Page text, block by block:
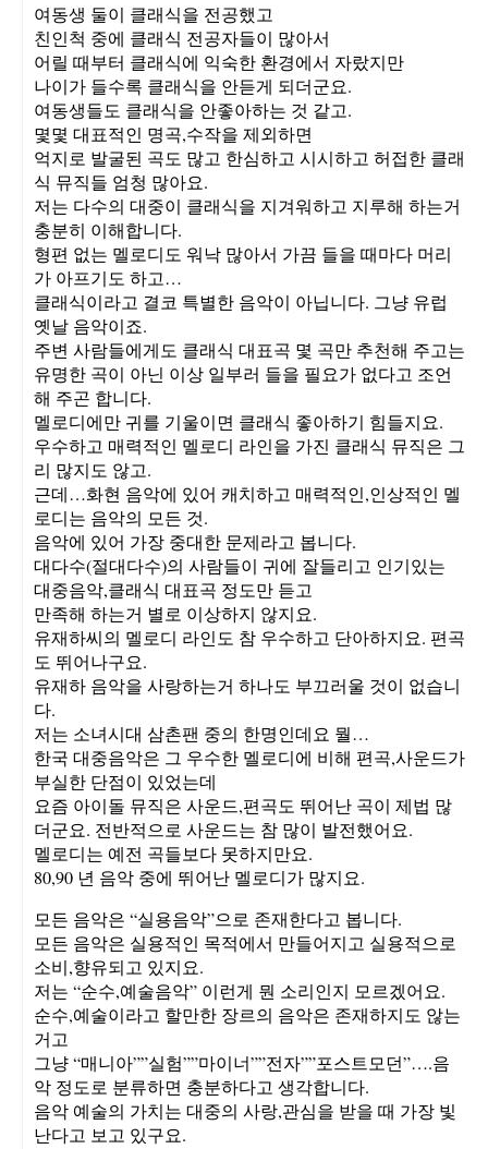
여동생 둘이 클래식을 전공했고
친인척 중에 클래식 전공자들이 많아서
어릴 때부터 클래식에 익숙한 환경에서 자랐지만
나이가 들수록 클래식을 안듣게 되더군요.
여동생들도 클래식을 안좋아하는 것 같고.
몇몇 대표적인 명곡,수작을 제외하면
억지로 발굴된 곡도 많고 한심하고 시시하고 허접한 클래
식 뮤직들 엄청 많아요.
저는 다수의 대중이 클래식을 지겨워하고 지루해 하는거
충분히 이해합니다.
형편 없는 멜로디도 워낙 많아서 가끔 들을 때마다 머리
가 아프기도 하고…
클래식이라고 결코 특별한 음악이 아닙니다. 그냥 유럽
옛날 음악이죠.
주변 사람들에게도 클래식 대표곡 몇 곡만 추천해 주고는
유명한 곡이 아닌 이상 일부러 들을 필요가 없다고 조언
해 주곤 합니다.
멜로디에만 귀를 기울이면 클래식 좋아하기 힘들지요.
우수하고 매력적인 멜로디 라인을 가진 클래식 뮤직은 그
리 많지도 않고.
근데…화현 음악에 있어 캐치하고 매력적인,인상적인 멜
로디는 음악의 모든 것.
음악에 있어 가장 중대한 문제라고 봅니다.
대다수(절대다수)의 사람들이 귀에 잘들리고 인기있는
대중음악,클래식 대표곡 정도만 듣고
만족해 하는거 별로 이상하지 않지요.
유재하씨의 멜로디 라인도 참 우수하고 단아하지요. 편곡
도 뛰어나구요.
유재하 음악을 사랑하는거 하나도 부끄러울 것이 없습니
다.
저는 소녀시대 삼촌팬 중의 한명인데요 뭘…
한국 대중음악은 그 우수한 멜로디에 비해 편곡,사운드가
부실한 단점이 있었는데
요즘 아이돌 뮤직은 사운드,편곡도 뛰어난 곡이 제법 많
더군요. 전반적으로 사운드는 참 많이 발전했어요.
멜로디는 예전 곡들보다 못하지만요.
80,90 년 음악 중에 뛰어난 멜로디가 많지요.
모든 음악은 “실용음악”으로 존재한다고 봅니다.
모든 음악은 실용적인 목적에서 만들어지고 실용적으로
소비,향유되고 있지요.
저는 “순수,예술음악” 이런게 뭔 소리인지 모르겠어요.
순수,예술이라고 할만한 장르의 음악은 존재하지도 않는
거고
그냥 “매니아””실험””마이너””전자””포스트모던”….음
악 정도로 분류하면 충분하다고 생각합니다.
음악 예술의 가치는 대중의 사랑,관심을 받을 때 가장 빛
난다고 보고 있구요.